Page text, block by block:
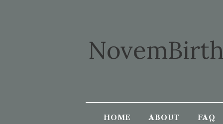
HOME ABOUT FAQ